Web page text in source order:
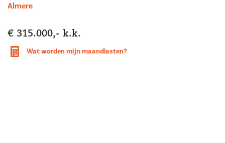
Almere
€ 315.000,- k.k.
Wat worden mijn maandlasten?